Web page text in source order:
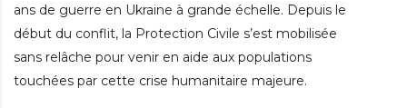
ans de guerre en Ukraine à grande échelle. Depuis le
début du conflit, la Protection Civile s’est mobilisée
sans relâche pour venir en aide aux populations
touchées par cette crise humanitaire majeure.